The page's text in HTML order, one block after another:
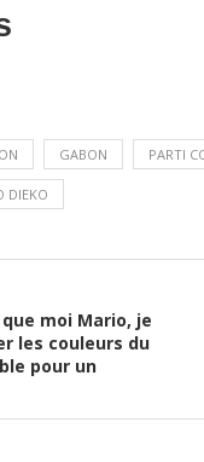
GABON PARTI
DIEKO
moi Mario, je
les couleurs du
pour un